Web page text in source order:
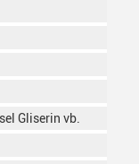
Gliserin vb.